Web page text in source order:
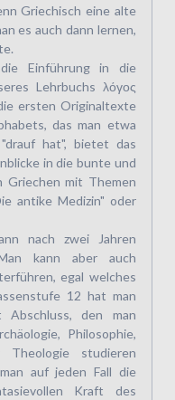
Griechisch eine alte
es auch dann lernen,
Einführung in die
Lehrbuchs λόγος
ersten Originaltexte
das man etwa
hat", bietet das
in die bunte und
Griechen mit Themen
antike Medizin" oder
nach zwei Jahren
kann aber auch
egal welches
12 hat man
Abschluss, den man
Philosophie,
studieren
auf jeden Fall die
Kraft des